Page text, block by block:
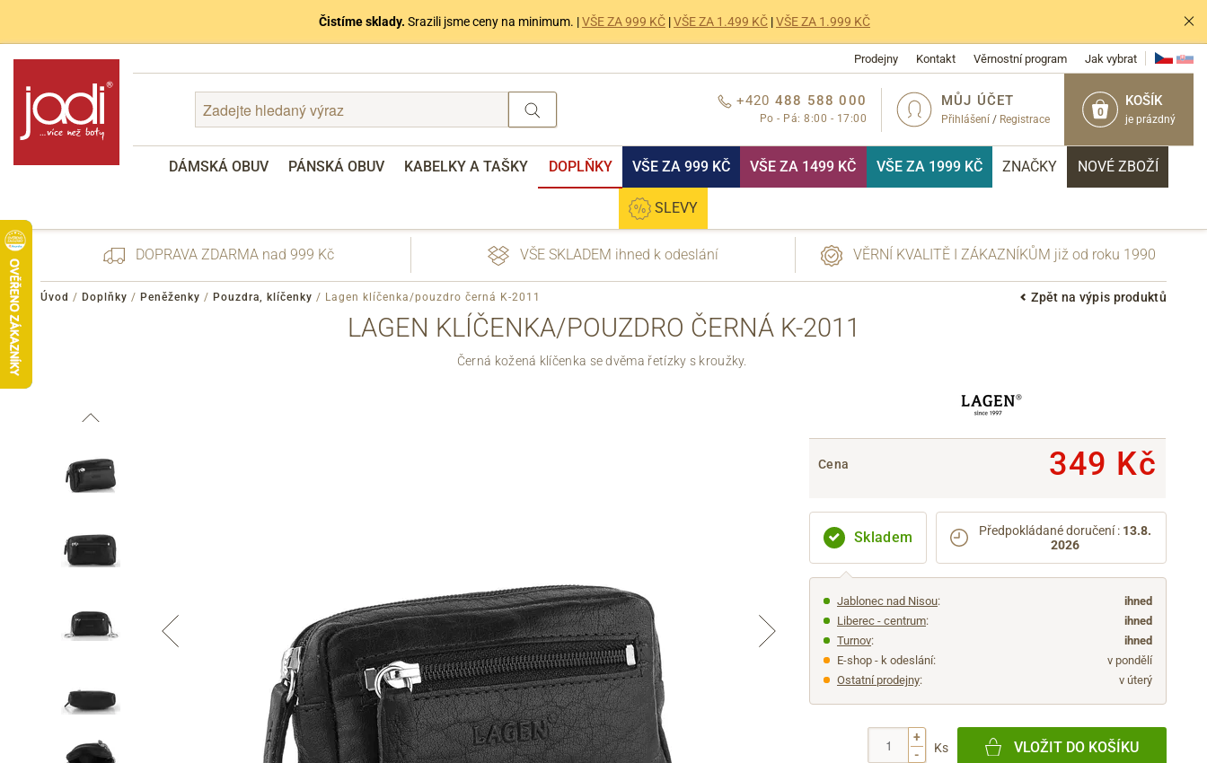
Čistíme sklady. Srazili jsme ceny na minimum. |VŠE ZA 999 KČ |VŠE ZA 1.499 KČ |VŠE ZA 1.999 KČ
Prodejny Kontakt Věrnostní program Jak vybrat
0
KOŠÍK
je prázdný
MŮJ ÚČET
Přihlášení / Registrace
+420 488 588 000
Po - Pá: 8:00 - 17:00
DÁMSKÁ OBUV PÁNSKÁ OBUV KABELKY A TAŠKY DOPLŇKY VŠE ZA 999 KČ VŠE ZA 1499 KČ VŠE ZA 1999 KČ ZNAČKY NOVÉ ZBOŽÍ
SLEVY
zpracování osobních údajů.
DOPRAVA ZDARMA nad 999 Kč VŠE SKLADEM ihned k odeslání VĚRNÍ KVALITĚ I ZÁKAZNÍKŮM již od roku 1990
Zpět na výpis produktů
Úvod / Doplňky / Peněženky / Pouzdra, klíčenky / Lagen klíčenka/pouzdro černá K-2011
LAGEN KLÍČENKA/POUZDRO ČERNÁ K-2011
Černá kožená klíčenka se dvěma řetízky s kroužky.
Cena 349 Kč
Skladem Předpokládané doručení : 13.8.
2026
Jablonec nad Nisou:
ihned
Liberec - centrum:
ihned
Turnov:
ihned
E-shop - k odeslání:
v pondělí
Ostatní prodejny: v úterý
+
-
Ks VLOŽIT DO KOŠÍKU